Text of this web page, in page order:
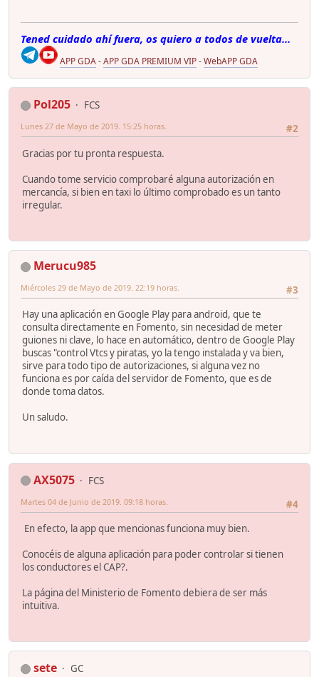
Tened cuidado ahí fuera, os quiero a todos de vuelta...
APP GDA-APP GDA PREMIUM VIP-WebAPP GDA
Pol205
FCS
#2
Lunes 27 de Mayo de 2019. 15:25 horas.
Gracias por tu pronta respuesta.
Cuando tome servicio comprobaré alguna autorización en
mercancía, si bien en taxi lo último comprobado es un tanto
irregular.
Merucu985
#3
Miércoles 29 de Mayo de 2019. 22:19 horas.
Hay una aplicación en Google Play para android, que te
consulta directamente en Fomento, sin necesidad de meter
guiones ni clave, lo hace en automático, dentro de Google Play
buscas "control Vtcs y piratas, yo la tengo instalada y va bien,
sirve para todo tipo de autorizaciones, si alguna vez no
funciona es por caída del servidor de Fomento, que es de
donde toma datos.
Un saludo.
AX5075
FCS
#4
Martes 04 de Junio de 2019. 09:18 horas.
En efecto, la app que mencionas funciona muy bien.
Conocéis de alguna aplicación para poder controlar si tienen
los conductores el CAP?.
La página del Ministerio de Fomento debiera de ser más
intuitiva.
sete
GC